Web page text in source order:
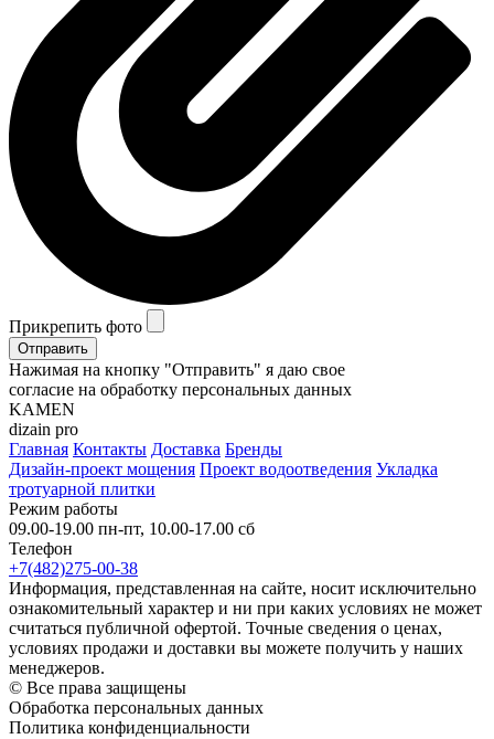
Прикрепить фото
Отправить
Нажимая на кнопку "Отправить" я даю свое
согласие на обработку персональных данных
KAMEN
dizain pro
Главная Контакты Доставка Бренды
Дизайн-проект мощения Проект водоотведения Укладка
тротуарной плитки
Режим работы
09.00-19.00 пн-пт, 10.00-17.00 сб
Телефон
+7(482)275-00-38
Информация, представленная на сайте, носит исключительно
ознакомительный характер и ни при каких условиях не может
считаться публичной офертой. Точные сведения о ценах,
условиях продажи и доставки вы можете получить у наших
менеджеров.
© Все права защищены
Обработка персональных данных
Политика конфиденциальности